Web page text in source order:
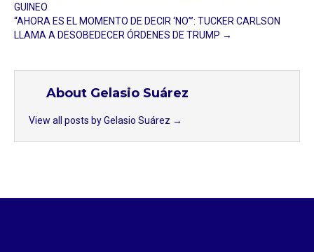
GUINEO
“AHORA ES EL MOMENTO DE DECIR ‘NO’”: TUCKER CARLSON
LLAMA A DESOBEDECER ÓRDENES DE TRUMP →
About Gelasio Suárez
View all posts by Gelasio Suárez →